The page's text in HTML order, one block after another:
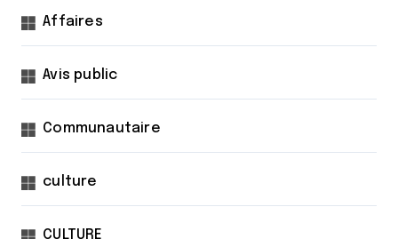
Affaires
Avis public
Communautaire
culture
CULTURE